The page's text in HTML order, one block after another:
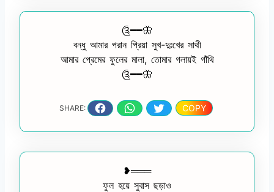
༊━━🦋
বন্ধু আমার পরান প্রিয়া সুখ-দুঃখের সাথী
আমার প্রেমের ফুলের মালা, তোমার গলায়ই গাঁথি
༊━━🦋
SHARE: COPY
❥═══
ফুল হয়ে সুবাস ছড়াও